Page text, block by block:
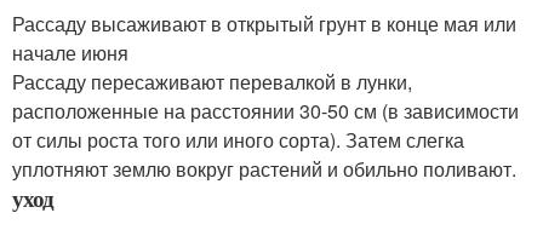
Рассаду высаживают в открытый грунт в конце мая или
начале июня
Рассаду пересаживают перевалкой в лунки,
расположенные на расстоянии 30-50 см (в зависимости
от силы роста того или иного сорта). Затем слегка
уплотняют землю вокруг растений и обильно поливают.
уход